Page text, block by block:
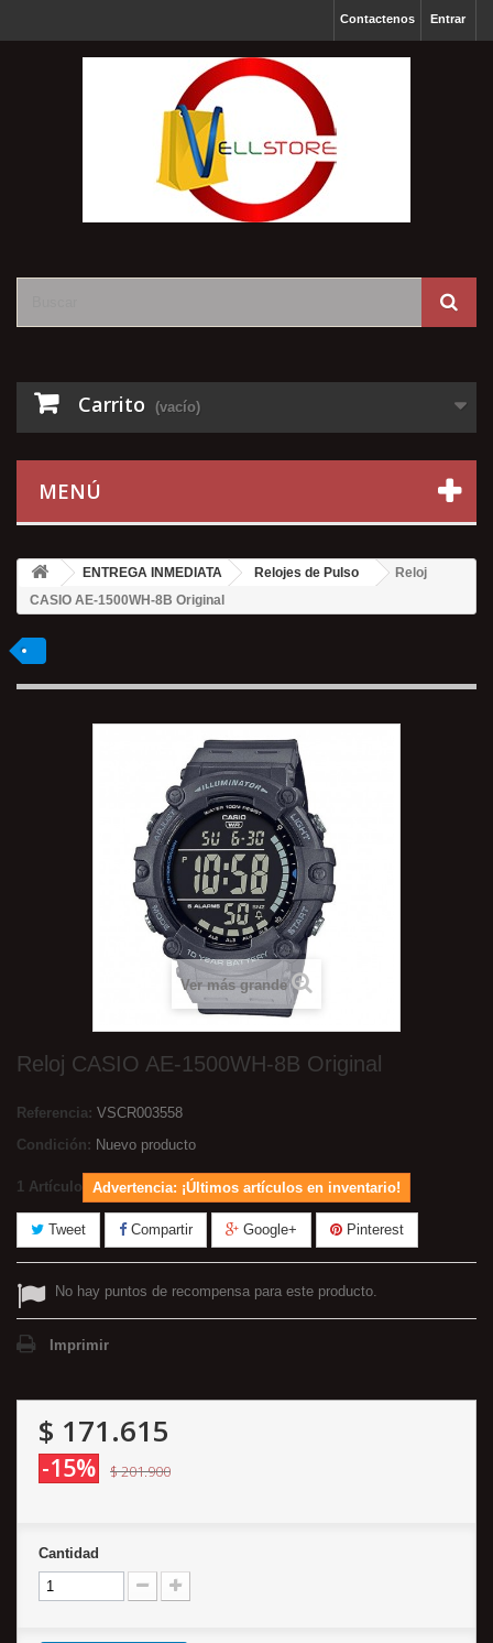
Entrar
Contactenos
Carrito (vacío)
MENÚ
ENTREGA INMEDIATA Relojes de Pulso
Reloj
CASIO AE-1500WH-8B Original
Ver más grande
Reloj CASIO AE-1500WH-8B Original
Referencia: VSCR003558
Condición: Nuevo producto
1 Artículo Advertencia: ¡Últimos artículos en inventario!
Tweet Compartir Google+ Pinterest
No hay puntos de recompensa para este producto.
Imprimir
$ 171.615
-15% $ 201.900
Cantidad